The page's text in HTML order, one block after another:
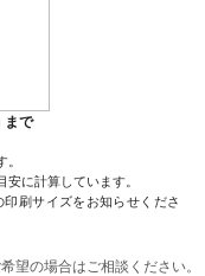
で
安に計算しています。
刷サイズをお知らせくださ
望の場合はご相談ください。